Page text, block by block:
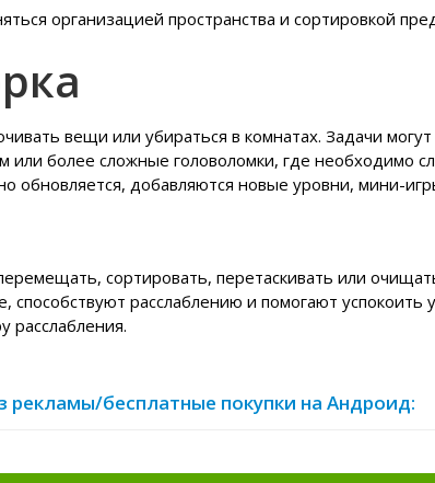
организацией пространства и сортировкой
вещи или убираться в комнатах. Задачи
или более сложные головоломки, где необходимо
обновляется, добавляются новые уровни, мини-
сортировать, перетаскивать или
расслаблению и помогают успокоить
расслабления.
рекламы/бесплатные покупки на Андроид: